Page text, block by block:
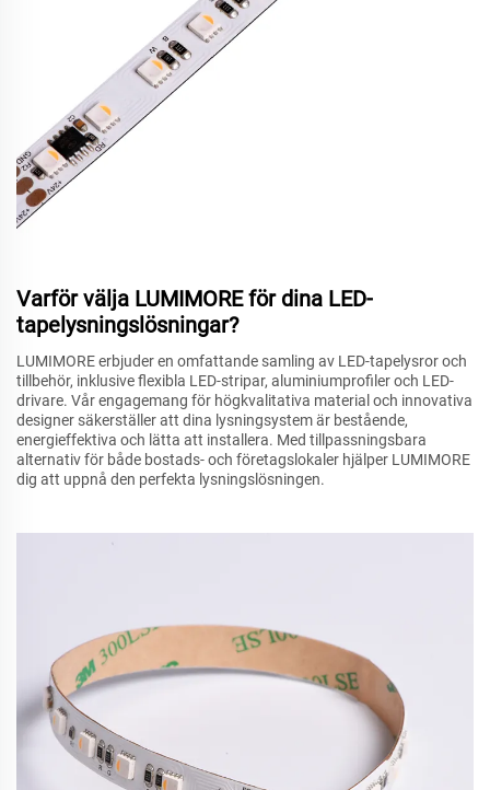
Varför välja LUMIMORE för dina LED-
tapelysningslösningar?
LUMIMORE erbjuder en omfattande samling av LED-tapelysror och
tillbehör, inklusive flexibla LED-stripar, aluminiumprofiler och LED-
drivare. Vår engagemang för högkvalitativa material och innovativa
designer säkerställer att dina lysningsystem är bestående,
energieffektiva och lätta att installera. Med tillpassningsbara
alternativ för både bostads- och företagslokaler hjälper LUMIMORE
dig att uppnå den perfekta lysningslösningen.